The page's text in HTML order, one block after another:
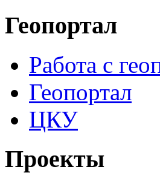
Геопортал
Работа с
Геопортал
ЦКУ
Проекты